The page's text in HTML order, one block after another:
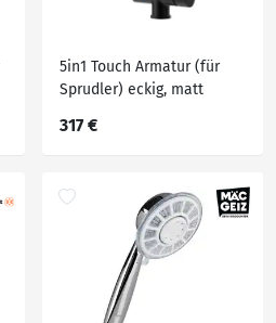
5in1 Touch Armatur (für
Sprudler) eckig, matt
0%-Finanzierung (PayPal)
317 €